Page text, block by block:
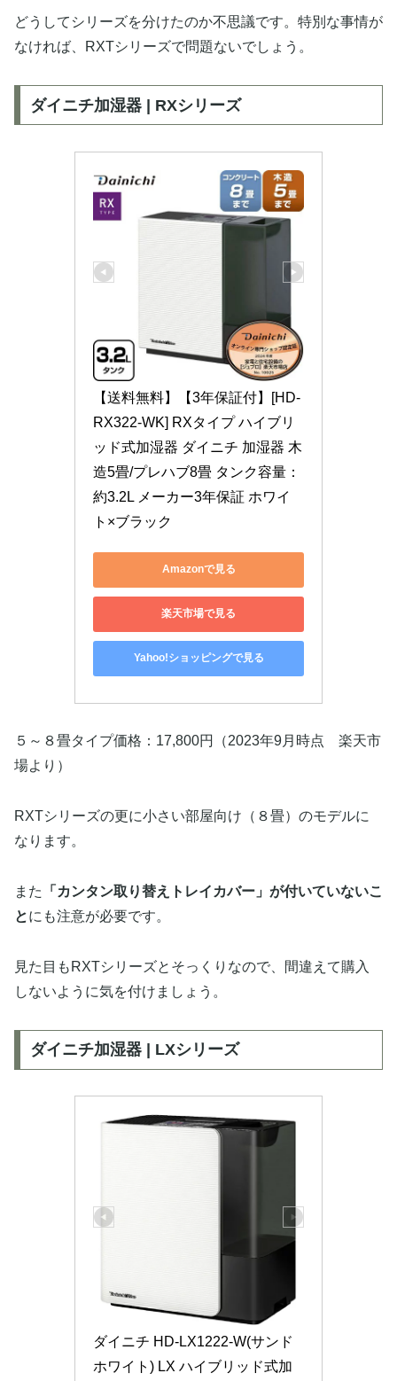
どうしてシリーズを分けたのか不思議です。特別な事情が
なければ、RXTシリーズで問題ないでしょう。
ダイニチ加湿器 | RXシリーズ
【送料無料】【3年保証付】[HD-
RX322-WK] RXタイプ ハイブリ
ッド式加湿器 ダイニチ 加湿器 木
造5畳/プレハブ8畳 タンク容量：
約3.2L メーカー3年保証 ホワイ
ト×ブラック
Amazonで見る
楽天市場で見る
Yahoo!ショッピングで見る
５～８畳タイプ価格：17,800円（2023年9月時点 楽天市
場より）
RXTシリーズの更に小さい部屋向け（８畳）のモデルに
なります。
また
「カンタン取り替えトレイカバー」が付いていないこ
とにも注意が必要です。
見た目もRXTシリーズとそっくりなので、間違えて購入
しないように気を付けましょう。
ダイニチ加湿器 | LXシリーズ
ダイニチ HD-LX1222-W(サンド
ホワイト) LX ハイブリッド式加